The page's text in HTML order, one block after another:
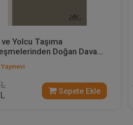
Yolcu Taşıma
Doğan Dava...
Sepete Ekle